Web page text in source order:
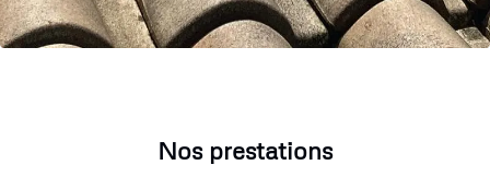
Nos prestations